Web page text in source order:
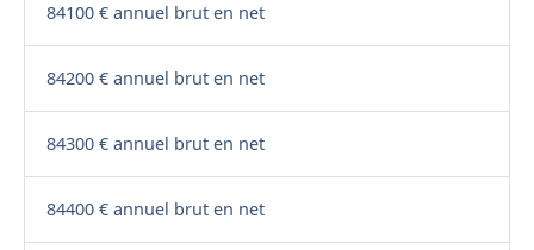
84100 € annuel brut en net
84200 € annuel brut en net
84300 € annuel brut en net
84400 € annuel brut en net